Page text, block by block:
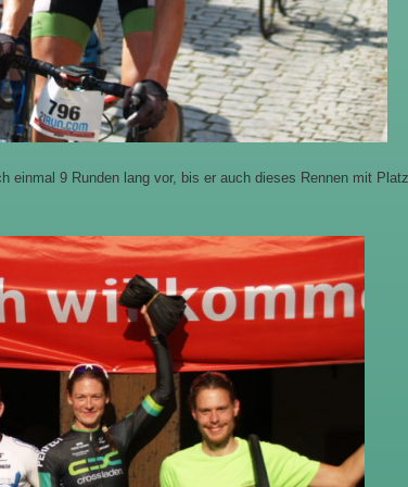
einmal 9 Runden lang vor, bis er auch dieses Rennen mit Platz